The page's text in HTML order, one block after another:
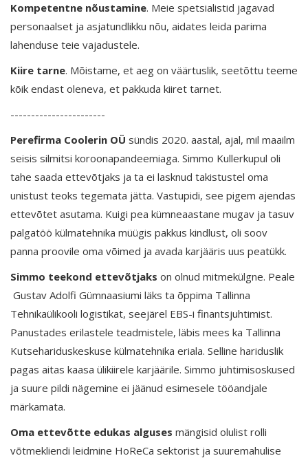
Kompetentne nõustamine. Meie spetsialistid jagavad
personaalset ja asjatundlikku nõu, aidates leida parima
lahenduse teie vajadustele.
Kiire tarne. Mõistame, et aeg on väärtuslik, seetõttu teeme
kõik endast oleneva, et pakkuda kiiret tarnet.
-----------------------
Perefirma Coolerin OÜ sündis 2020. aastal, ajal, mil maailm
seisis silmitsi koroonapandeemiaga. Simmo Kullerkupul oli
tahe saada ettevõtjaks ja ta ei lasknud takistustel oma
unistust teoks tegemata jätta. Vastupidi, see pigem ajendas
ettevõtet asutama. Kuigi pea kümneaastane mugav ja tasuv
palgatöö külmatehnika müügis pakkus kindlust, oli soov
panna proovile oma võimed ja avada karjääris uus peatükk.
Simmo teekond ettevõtjaks on olnud mitmekülgne. Peale
Gustav Adolfi Gümnaasiumi läks ta õppima Tallinna
Tehnikaülikooli logistikat, seejärel EBS-i finantsjuhtimist.
Panustades erilastele teadmistele, läbis mees ka Tallinna
Kutsehariduskeskuse külmatehnika eriala. Selline hariduslik
pagas aitas kaasa ülikiirele karjäärile. Simmo juhtimisoskused
ja suure pildi nägemine ei jäänud esimesele tööandjale
märkamata.
Oma ettevõtte edukas alguses mängisid olulist rolli
võtmekliendi leidmine HoReCa sektorist ja suuremahulise